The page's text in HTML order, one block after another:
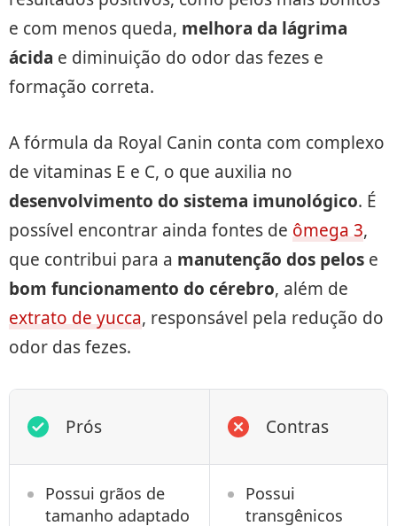
e com menos queda, melhora da lágrima
ácida e diminuição do odor das fezes e
formação correta.
A fórmula da Royal Canin conta com complexo
de vitaminas E e C, o que auxilia no
desenvolvimento do sistema imunológico. É
possível encontrar ainda fontes de ômega 3,
que contribui para a manutenção dos pelos e
bom funcionamento do cérebro, além de
extrato de yucca, responsável pela redução do
odor das fezes.
Prós Contras
Possui grãos de
tamanho adaptado
Possui
transgênicos